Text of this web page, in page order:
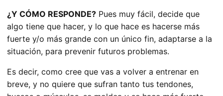
¿Y CÓMO RESPONDE? Pues muy fácil, decide que
algo tiene que hacer, y lo que hace es hacerse más
fuerte y/o más grande con un único fin, adaptarse a la
situación, para prevenir futuros problemas.
Es decir, como cree que vas a volver a entrenar en
breve, y no quiere que sufran tanto tus tendones,